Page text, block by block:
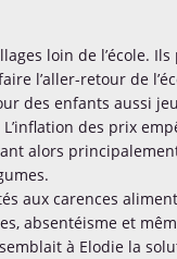
loin de l’école.
l’aller-retour de
des enfants aussi
des prix
alors
aux carences
absentéisme et
à Elodie la